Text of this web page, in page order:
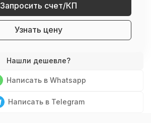
Запросить счет/КП
Узнать цену
Написать в Whatsapp
Написать в Telegram